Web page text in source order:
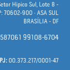
Hípico Sul, Lote 8 -
70602-900 · ASA SUL
BRASÍLIA - DF
99108-6704
00.373.217/0001-47